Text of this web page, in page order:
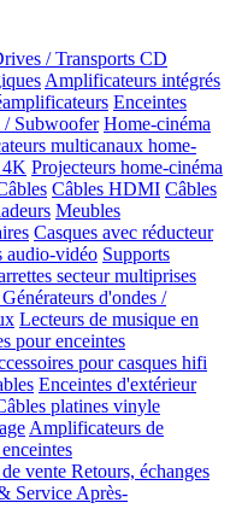
/ Transports CD
Amplificateurs intégrés
Enceintes
/ Subwoofer Home-cinéma
multicanaux home-
Projecteurs home-cinéma
Câbles HDMI Câbles
Meubles
Casques avec réducteur
audio-vidéo Supports
secteur multiprises
d'ondes /
Lecteurs de musique en
pour enceintes
pour casques hifi
Enceintes d'extérieur
platines vinyle
Amplificateurs de
vente Retours, échanges
Service Après-